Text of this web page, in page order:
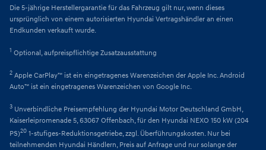
Die 5-jährige Herstellergarantie für das Fahrzeug gilt nur, wenn dieses
ursprünglich von einem autorisierten Hyundai Vertragshändler an einen
Endkunden verkauft wurde.
1 Optional, aufpreispflichtige Zusatzausstattung
2 Apple CarPlay™ ist ein eingetragenes Warenzeichen der Apple Inc. Android
Auto™ ist ein eingetragenes Warenzeichen von Google Inc.
3 Unverbindliche Preisempfehlung der Hyundai Motor Deutschland GmbH,
Kaiserleipromenade 5, 63067 Offenbach, für den Hyundai NEXO 150 kW (204
PS)20 1-stufiges-Reduktionsgetriebe, zzgl. Überführungskosten. Nur bei
teilnehmenden Hyundai Händlern, Preis auf Anfrage und nur solange der